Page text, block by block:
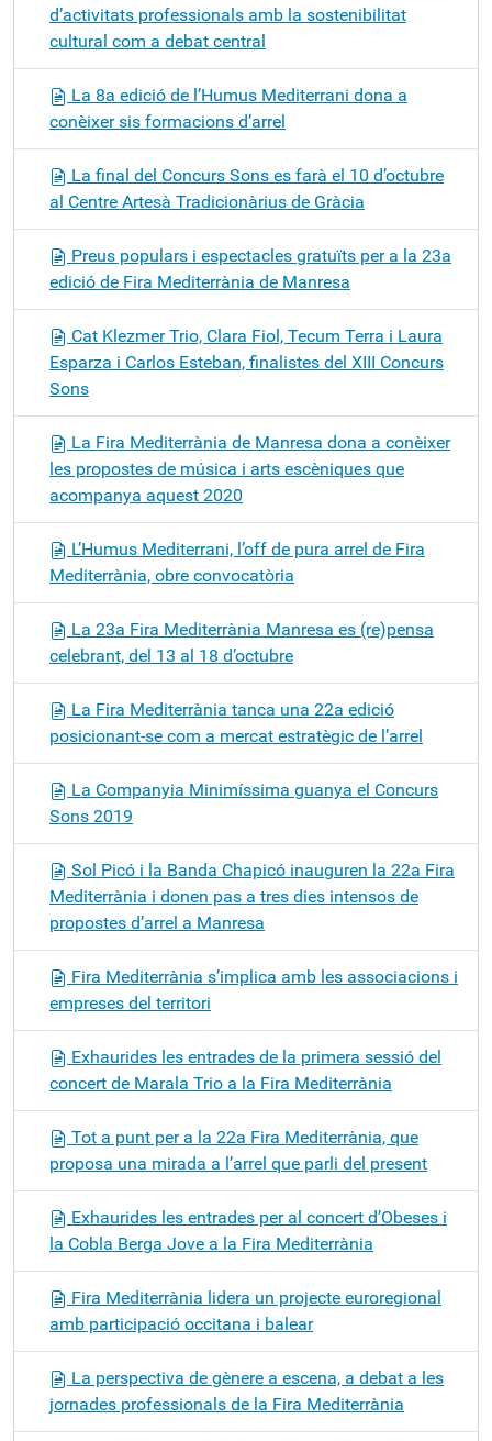
d’activitats professionals amb la sostenibilitat
cultural com a debat central
La 8a edició de l’Humus Mediterrani dona a
conèixer sis formacions d’arrel
La final del Concurs Sons es farà el 10 d’octubre
al Centre Artesà Tradicionàrius de Gràcia
Preus populars i espectacles gratuïts per a la 23a
edició de Fira Mediterrània de Manresa
Cat Klezmer Trio, Clara Fiol, Tecum Terra i Laura
Esparza i Carlos Esteban, finalistes del XIII Concurs
Sons
La Fira Mediterrània de Manresa dona a conèixer
les propostes de música i arts escèniques que
acompanya aquest 2020
L’Humus Mediterrani, l’off de pura arrel de Fira
Mediterrània, obre convocatòria
La 23a Fira Mediterrània Manresa es (re)pensa
celebrant, del 13 al 18 d’octubre
La Fira Mediterrània tanca una 22a edició
posicionant-se com a mercat estratègic de l’arrel
La Companyia Minimíssima guanya el Concurs
Sons 2019
Sol Picó i la Banda Chapicó inauguren la 22a Fira
Mediterrània i donen pas a tres dies intensos de
propostes d’arrel a Manresa
Fira Mediterrània s’implica amb les associacions i
empreses del territori
Exhaurides les entrades de la primera sessió del
concert de Marala Trio a la Fira Mediterrània
Tot a punt per a la 22a Fira Mediterrània, que
proposa una mirada a l’arrel que parli del present
Exhaurides les entrades per al concert d’Obeses i
la Cobla Berga Jove a la Fira Mediterrània
Fira Mediterrània lidera un projecte euroregional
amb participació occitana i balear
La perspectiva de gènere a escena, a debat a les
jornades professionals de la Fira Mediterrània